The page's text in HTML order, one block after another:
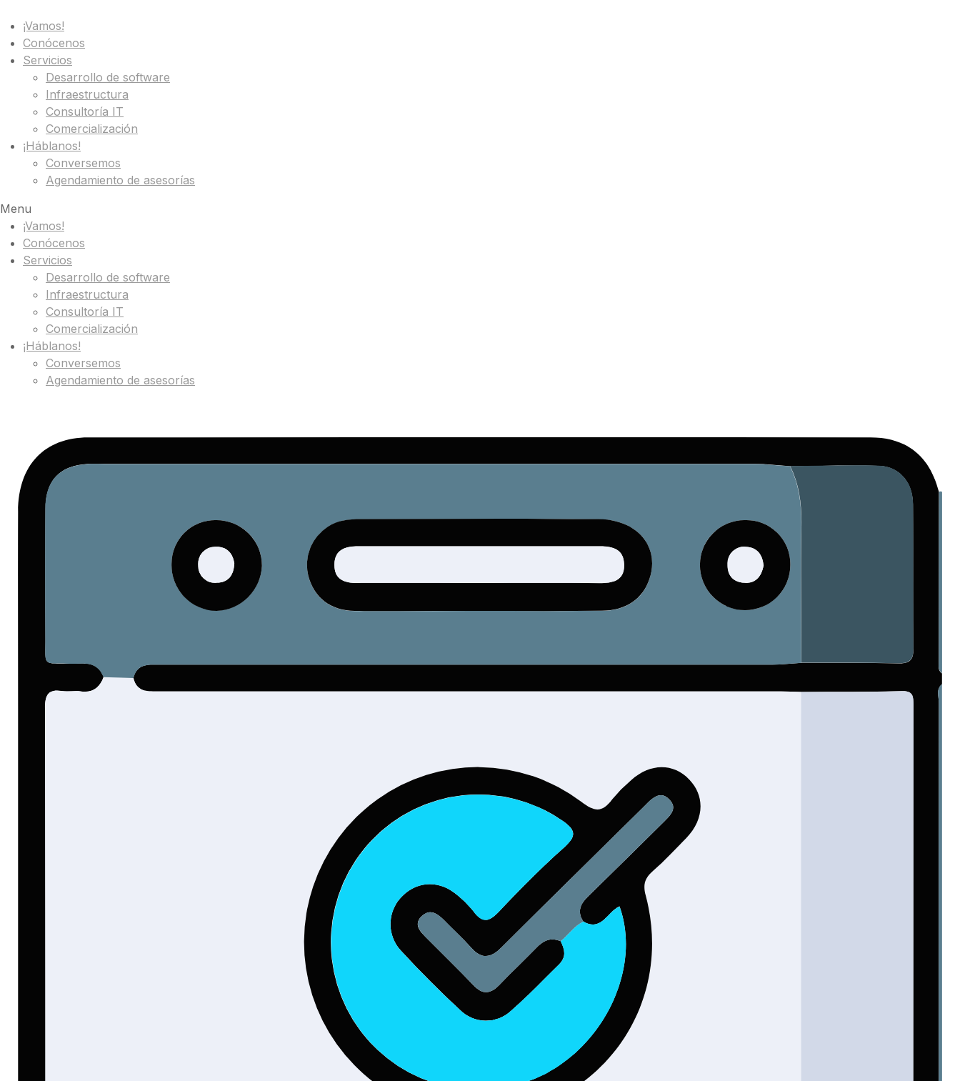
¡Vamos!
Conócenos
Servicios
Desarrollo de software
Infraestructura
Consultoría IT
Comercialización
¡Háblanos!
Conversemos
Agendamiento de asesorías
Menu
¡Vamos!
Conócenos
Servicios
Desarrollo de software
Infraestructura
Consultoría IT
Comercialización
¡Háblanos!
Conversemos
Agendamiento de asesorías